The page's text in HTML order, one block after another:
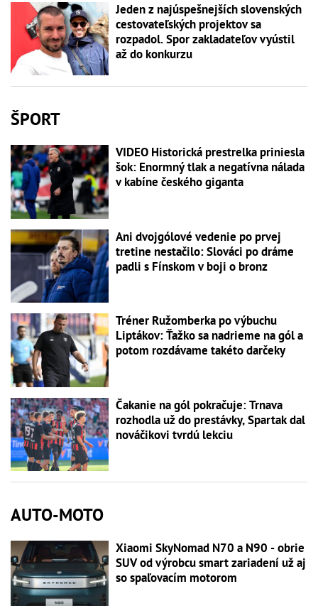
Jeden z najúspešnejších slovenských
cestovateľských projektov sa
rozpadol. Spor zakladateľov vyústil
až do konkurzu
ŠPORT
VIDEO Historická prestrelka priniesla
šok: Enormný tlak a negatívna nálada
v kabíne českého giganta
Ani dvojgólové vedenie po prvej
tretine nestačilo: Slováci po dráme
padli s Fínskom v boji o bronz
Tréner Ružomberka po výbuchu
Liptákov: Ťažko sa nadrieme na gól a
potom rozdávame takéto darčeky
Čakanie na gól pokračuje: Trnava
rozhodla už do prestávky, Spartak dal
nováčikovi tvrdú lekciu
AUTO-MOTO
Xiaomi SkyNomad N70 a N90 - obrie
SUV od výrobcu smart zariadení už aj
so spaľovacím motorom